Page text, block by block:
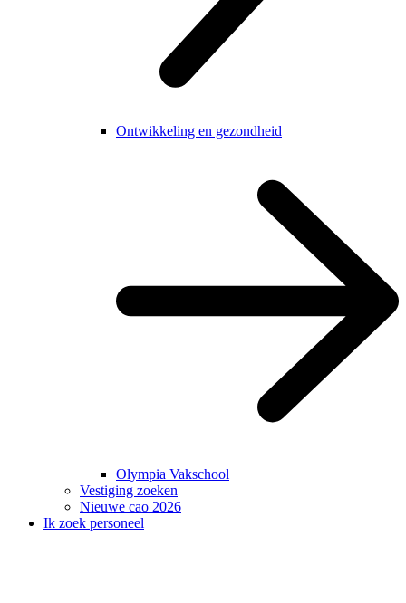
Ontwikkeling en gezondheid
Olympia Vakschool
Vestiging zoeken
Nieuwe cao 2026
Ik zoek personeel